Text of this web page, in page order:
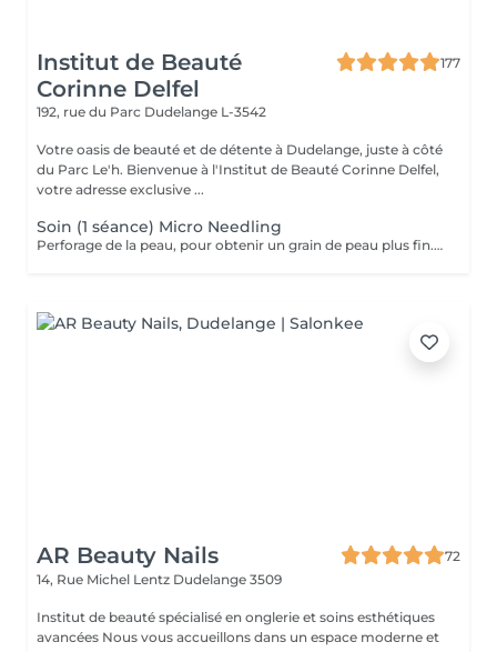
Institut de Beauté
Corinne Delfel
177
192, rue du Parc Dudelange L-3542
Votre oasis de beauté et de détente à Dudelange, juste à côté
du Parc Le'h. Bienvenue à l'Institut de Beauté Corinne Delfel,
votre adresse exclusive ...
Soin (1 séance) Micro Needling
Perforage de la peau, pour obtenir un grain de peau plus fin. Traitement pour cicatrices, rides, pores dilatées et réparation de la peau.
AR Beauty Nails
72
14, Rue Michel Lentz Dudelange 3509
Institut de beauté spécialisé en onglerie et soins esthétiques
avancées Nous vous accueillons dans un espace moderne et